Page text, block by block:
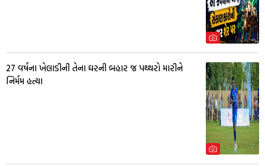
27 વર્ષના ખેલાડીની તેના ઘરની બહાર જ પથ્થરો મારીને
નિર્મમ હત્યા